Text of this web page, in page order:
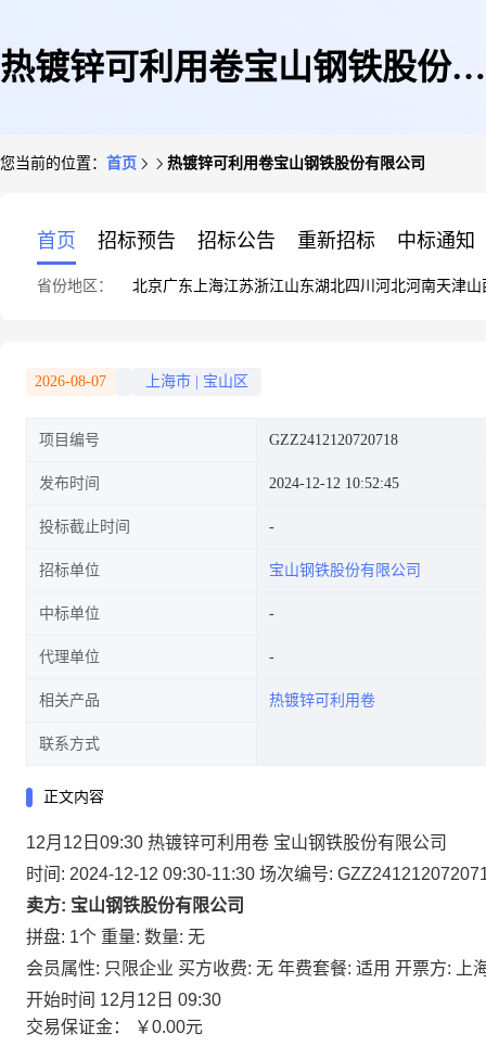
热镀锌可利用卷宝山钢铁股份有
您当前的位置： 首页 热镀锌可利用卷宝山钢铁股份有限公司
首页 招标预告 招标公告 重新招标 中标通知
省份地区： 北京广东 上海江苏浙江山东湖北四川 河北河南天津山
2026-08-07 上海市 宝山区
项目编号 GZZ2412120720718
发布时间 2024-12-12 10:52:45
投标截止时间
招标单位 宝山钢铁股份有限公司
中标单位
代理单位
相关产品 热镀锌可利用卷
联系方式
正文内容
12月12日09:30 热镀锌可利用卷 宝山钢铁股份有限公司
时间: 2024-12-12 09:30-11:30 场次编号:
卖方: 宝山钢铁股份有限公司
拼盘: 1个 重量: 数量: 无
会员属性: 只限企业 买方收费: 无 年费套餐: 适用 开票方: 上
开始时间 12月12日 09:30
交易保证金：
￥0.00元